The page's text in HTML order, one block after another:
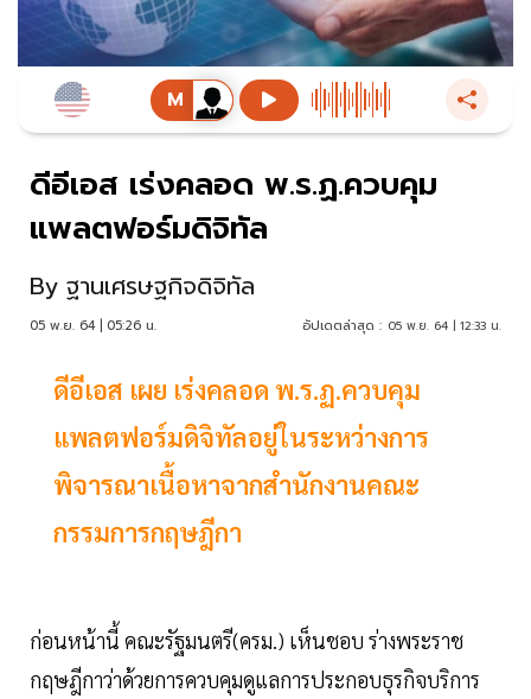
ดีอีเอส เร่งคลอด พ.ร.ฏ.ควบคุม
แพลตฟอร์มดิจิทัล
By ฐานเศรษฐกิจดิจิทัล
05 พ.ย. 64 | 05:26 น. อัปเดตล่าสุด : 05 พ.ย. 64 | 12:33 น.
ดีอีเอส เผย เร่งคลอด พ.ร.ฏ.ควบคุม
แพลตฟอร์มดิจิทัลอยู่ในระหว่างการ
พิจารณาเนื้อหาจากสำนักงานคณะ
กรรมการกฤษฎีกา
ก่อนหน้านี้ คณะรัฐมนตรี(ครม.) เห็นชอบ ร่างพระราช
กฤษฎีกาว่าด้วยการควบคุมดูแลการประกอบธุรกิจบริการ